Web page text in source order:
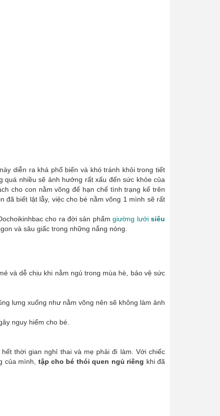
diễn ra khá phổ biến và khó tránh khỏi trong tiết
nhiều sẽ ảnh hưởng rất xấu đến sức khỏe của
cho con nằm võng để hạn chế tình trạng kể trên
đã biết lật lẫy, việc cho bé nằm võng 1 mình sẽ rất
cho ra đời sản phẩmgiường lướisiêu
và sâu giấc trong những nắng nóng.
và dễ chịu khi nằm ngủ trong mùa hè, bảo vệ sức
lưng xuống như nằm võng nên sẽ không làm ảnh
nguy hiểm cho bé.
thời gian nghỉ thai và mẹ phải đi làm. Với chiếc
của mình, tập cho bé thói quen ngủ riêng khi đã